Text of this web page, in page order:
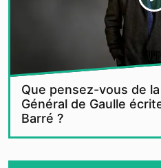
Que pensez-vous de
Général de Gaulle
Barré ?